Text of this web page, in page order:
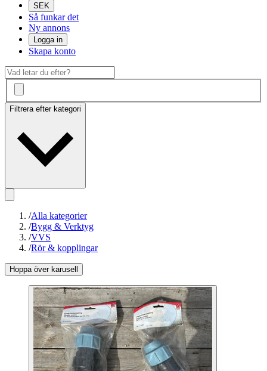
SEK
Så funkar det
Ny annons
Logga in
Skapa konto
Filtrera efter kategori
/Alla kategorier
/Bygg & Verktyg
/VVS
/Rör & kopplingar
Hoppa över karusell